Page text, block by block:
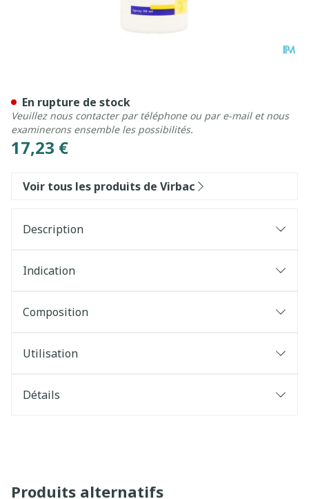
17,23 €
En rupture de stock
Veuillez nous contacter par téléphone ou par e-mail et nous
examinerons ensemble les possibilités.
Voir tous les produits de Virbac
Description
Indication
Composition
Utilisation
Détails
Produits alternatifs